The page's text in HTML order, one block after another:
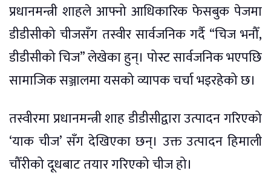
प्रधानमन्त्री शाहले आफ्नो आधिकारिक फेसबुक पेजमा
डीडीसीको चीजसँग तस्वीर सार्वजनिक गर्दै “चिज भनौँ,
डीडीसीको चिज” लेखेका हुन्। पोस्ट सार्वजनिक भएपछि
सामाजिक सञ्जालमा यसको व्यापक चर्चा भइरहेको छ।
तस्वीरमा प्रधानमन्त्री शाह डीडीसीद्वारा उत्पादन गरिएको
‘याक चीज’ सँग देखिएका छन्। उक्त उत्पादन हिमाली
चौँरीको दूधबाट तयार गरिएको चीज हो।